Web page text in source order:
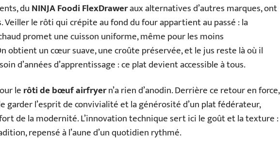
duNINJA Foodi FlexDraweraux alternatives d’autres marques, ont
Veiller le rôti qui crépite au fond du four appartient au passé : la
promet une cuisson uniforme, même pour les moins
obtient un cœur suave, une croûte préservée, et le jus reste là où il
d’années d’apprentissage : ce plat devient accessible à tous.
lerôti de bœuf airfryern’a rien d’anodin. Derrière ce retour en force,
garder l’esprit de convivialité et la générosité d’un plat fédérateur,
de la modernité. L’innovation technique sert ici le goût et la texture :
repensé à l’aune d’un quotidien rythmé.